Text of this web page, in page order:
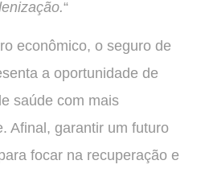
“
econômico, o seguro de
a oportunidade de
saúde com mais
Afinal, garantir um futuro
focar na recuperação e